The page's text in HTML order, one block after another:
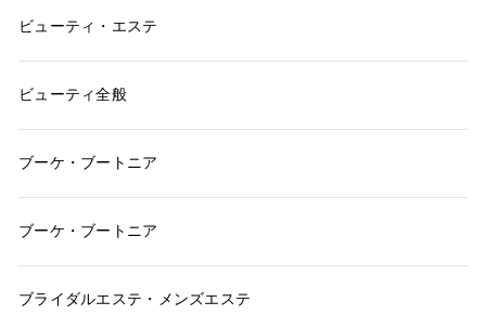
ビューティ・エステ
ビューティ全般
ブーケ・ブートニア
ブーケ・ブートニア
ブライダルエステ・メンズエステ